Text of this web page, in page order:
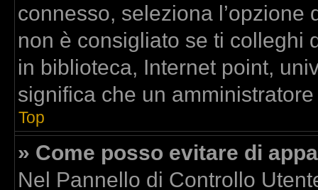
connesso, seleziona
non è consigliato se ti colleghi
in biblioteca, Internet point,
significa che un
Top
» Come posso evitare di
Nel Pannello di Controllo